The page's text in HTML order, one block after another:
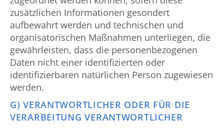
zusätzlichen Informationen gesondert
aufbewahrt werden und technischen und
organisatorischen Maßnahmen unterliegen, die
gewährleisten, dass die personenbezogenen
Daten nicht einer identifizierten oder
identifizierbaren natürlichen Person zugewiesen
werden.
G) VERANTWORTLICHER ODER FÜR DIE
VERARBEITUNG VERANTWORTLICHER